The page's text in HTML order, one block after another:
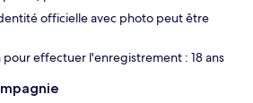
officielle avec photo peut être
effectuer l'enregistrement : 18 ans